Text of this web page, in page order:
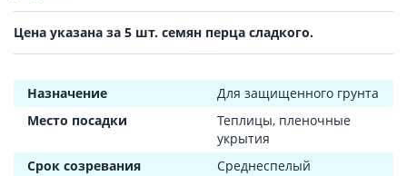
Цена указана за 5 шт. семян перца сладкого.
Назначение
Для защищенного грунта
Место посадки
Теплицы, пленочные
укрытия
Срок созревания
Среднеспелый